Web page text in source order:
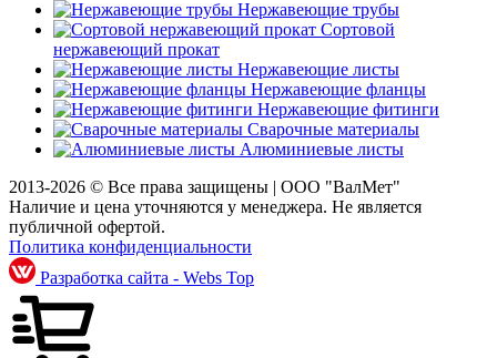
Нержавеющие трубы
Сортовой
нержавеющий прокат
Нержавеющие листы
Нержавеющие фланцы
Нержавеющие фитинги
Сварочные материалы
Алюминиевые листы
2013-2026 © Все права защищены | ООО "ВалМет"
Наличие и цена уточняются у менеджера. Не является
публичной офертой.
Политика конфиденциальности
Разработка сайта - Webs Top